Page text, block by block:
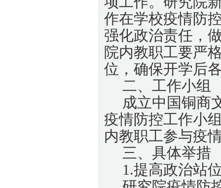
作在学校疫情防
强化政治责任，
院内教职工要严
位，确保开学后
二、工作小组
成立中国铜商
疫情防控工作小
内教职工参与疫
三、具体举措
1.提高政治站